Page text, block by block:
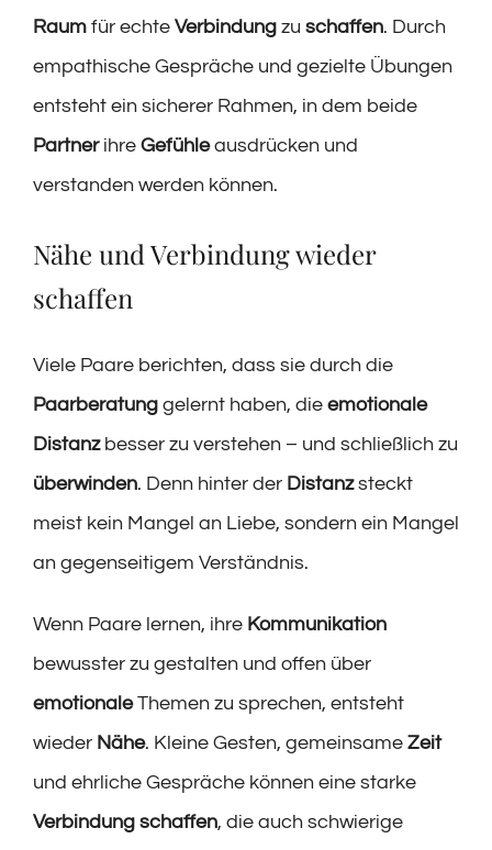
Raum für echte Verbindung zu schaffen. Durch
empathische Gespräche und gezielte Übungen
entsteht ein sicherer Rahmen, in dem beide
Partnerihre Gefühleausdrücken und
verstanden werden können.
Nähe und Verbindung wieder
schaffen
Viele Paare berichten, dass sie durch die
Paarberatung gelernt haben, die emotionale
Distanzbesser zu verstehen – und schließlich zu
überwinden. Denn hinter der Distanzsteckt
meist kein Mangel an Liebe, sondern ein Mangel
an gegenseitigem Verständnis.
Wenn Paare lernen, ihre Kommunikation
bewusster zu gestalten und offen über
emotionaleThemen zu sprechen, entsteht
wieder Nähe. Kleine Gesten, gemeinsame Zeit
und ehrliche Gespräche können eine starke
Verbindung schaffen, die auch schwierige